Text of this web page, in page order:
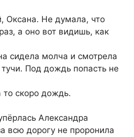
Оксана. Не думала, что
а оно вот видишь, как
сидела молча и смотрела
Под дождь попасть не
скоро дождь.
Александра
всю дорогу не проронила